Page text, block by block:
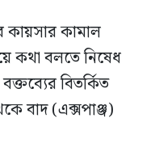
কায়সার কামাল
কথা বলতে নিষেধ
বিতর্কিত
বাদ (এক্সপাঞ্জ)